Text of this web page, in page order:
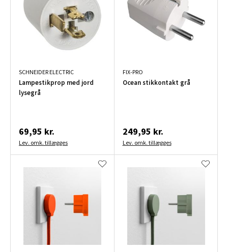
SCHNEIDER ELECTRIC
Lampestikprop med jord
lysegrå
69,95 kr.
Lev. omk. tillægges
FIX-PRO
Ocean stikkontakt grå
249,95 kr.
Lev. omk. tillægges